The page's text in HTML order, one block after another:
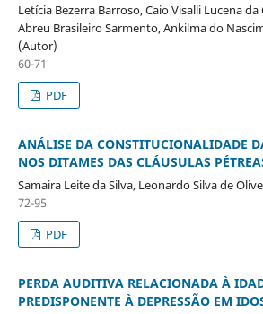
Letícia Bezerra Barroso, Caio Visalli Lucena da
Abreu Brasileiro Sarmento, Ankilma do
(Autor)
60-71
PDF
ANÁLISE DA CONSTITUCIONALIDADE
NOS DITAMES DAS CLÁUSULAS
Samaira Leite da Silva, Leonardo Silva de
72-95
PDF
PERDA AUDITIVA RELACIONADA À
PREDISPONENTE À DEPRESSÃO EM